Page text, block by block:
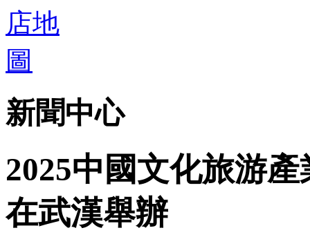
新聞中心
2025中國文化旅游
在武漢舉辦